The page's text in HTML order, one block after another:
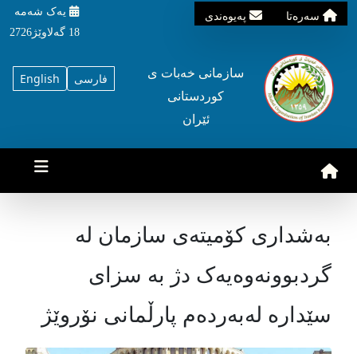
سه‌ره‌تا په‌یوه‌ندی
یه‌ک شه‌مه‌
18 گه‌لاوێژ2726
English فارسی
سازمانی خه‌بات ی
کوردستانی
ئێران
بەشداری کۆمیتەی سازمان لە
گردبوونەوەیەک دژ بە سزای
سێدارە لەبەردەم پارڵمانی نۆروێژ